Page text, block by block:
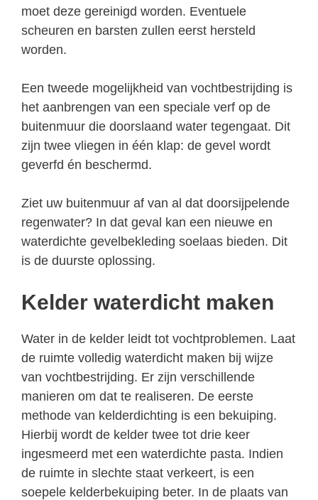
moet deze gereinigd worden. Eventuele
scheuren en barsten zullen eerst hersteld
worden.
Een tweede mogelijkheid van vochtbestrijding is
het aanbrengen van een speciale verf op de
buitenmuur die doorslaand water tegengaat. Dit
zijn twee vliegen in één klap: de gevel wordt
geverfd én beschermd.
Ziet uw buitenmuur af van al dat doorsijpelende
regenwater? In dat geval kan een nieuwe en
waterdichte gevelbekleding soelaas bieden. Dit
is de duurste oplossing.
Kelder waterdicht maken
Water in de kelder leidt tot vochtproblemen. Laat
de ruimte volledig waterdicht maken bij wijze
van vochtbestrijding. Er zijn verschillende
manieren om dat te realiseren. De eerste
methode van kelderdichting is een bekuiping.
Hierbij wordt de kelder twee tot drie keer
ingesmeerd met een waterdichte pasta. Indien
de ruimte in slechte staat verkeert, is een
soepele kelderbekuiping beter. In de plaats van